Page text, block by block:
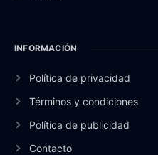
INFORMACIÓN
Política de privacidad
Términos y condiciones
Política de publicidad
Contacto